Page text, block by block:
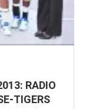
RADIO
TIGERS